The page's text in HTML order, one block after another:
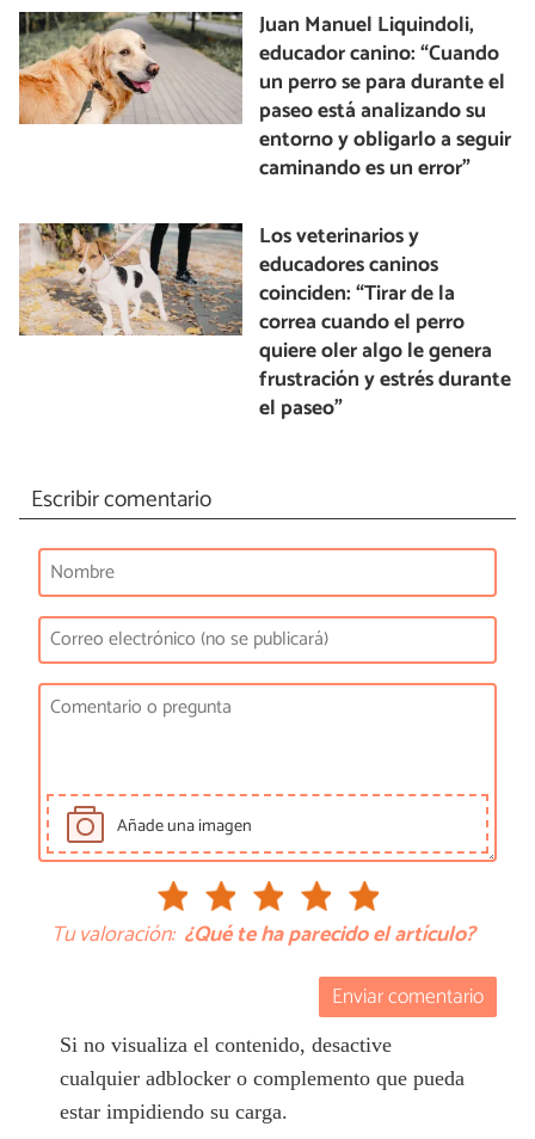
Juan Manuel Liquindoli,
educador canino: “Cuando
un perro se para durante el
paseo está analizando su
entorno y obligarlo a seguir
caminando es un error”
Los veterinarios y
educadores caninos
coinciden: “Tirar de la
correa cuando el perro
quiere oler algo le genera
frustración y estrés durante
el paseo”
Escribir comentario
Añade una imagen
Tu valoración: ¿Qué te ha parecido el artículo?
Enviar comentario
Si no visualiza el contenido, desactive
cualquier adblocker o complemento que pueda
estar impidiendo su carga.